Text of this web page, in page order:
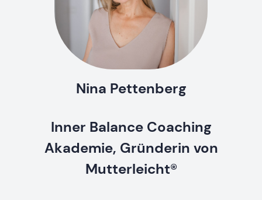
Nina Pettenberg
Inner Balance Coaching
Akademie, Gründerin von
Mutterleicht®